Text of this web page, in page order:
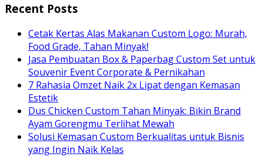
Recent Posts
Cetak Kertas Alas Makanan Custom Logo: Murah,
Food Grade, Tahan Minyak!
Jasa Pembuatan Box & Paperbag Custom Set untuk
Souvenir Event Corporate & Pernikahan
7 Rahasia Omzet Naik 2x Lipat dengan Kemasan
Estetik
Dus Chicken Custom Tahan Minyak: Bikin Brand
Ayam Gorengmu Terlihat Mewah
Solusi Kemasan Custom Berkualitas untuk Bisnis
yang Ingin Naik Kelas